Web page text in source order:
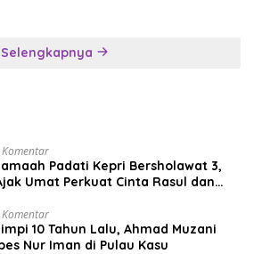
Selengkapnya
Padati Kepri Bersholawat 3,
Umat Perkuat Cinta Rasul dan
10 Tahun Lalu, Ahmad Muzani
Nur Iman di Pulau Kasu